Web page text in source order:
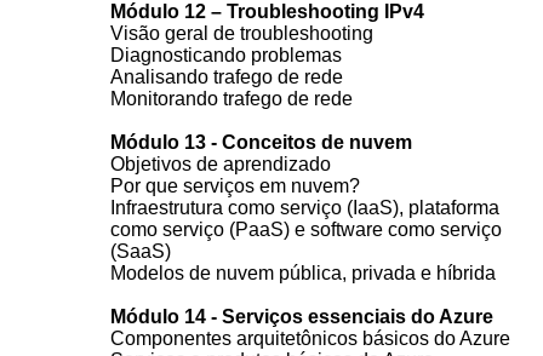
Módulo 12 – Troubleshooting IPv4
Visão geral de troubleshooting
Diagnosticando problemas
Analisando trafego de rede
Monitorando trafego de rede
Módulo 13 - Conceitos de nuvem
Objetivos de aprendizado
Por que serviços em nuvem?
Infraestrutura como serviço (IaaS), plataforma
como serviço (PaaS) e software como serviço
(SaaS)
Modelos de nuvem pública, privada e híbrida
Módulo 14 - Serviços essenciais do Azure
Componentes arquitetônicos básicos do Azure